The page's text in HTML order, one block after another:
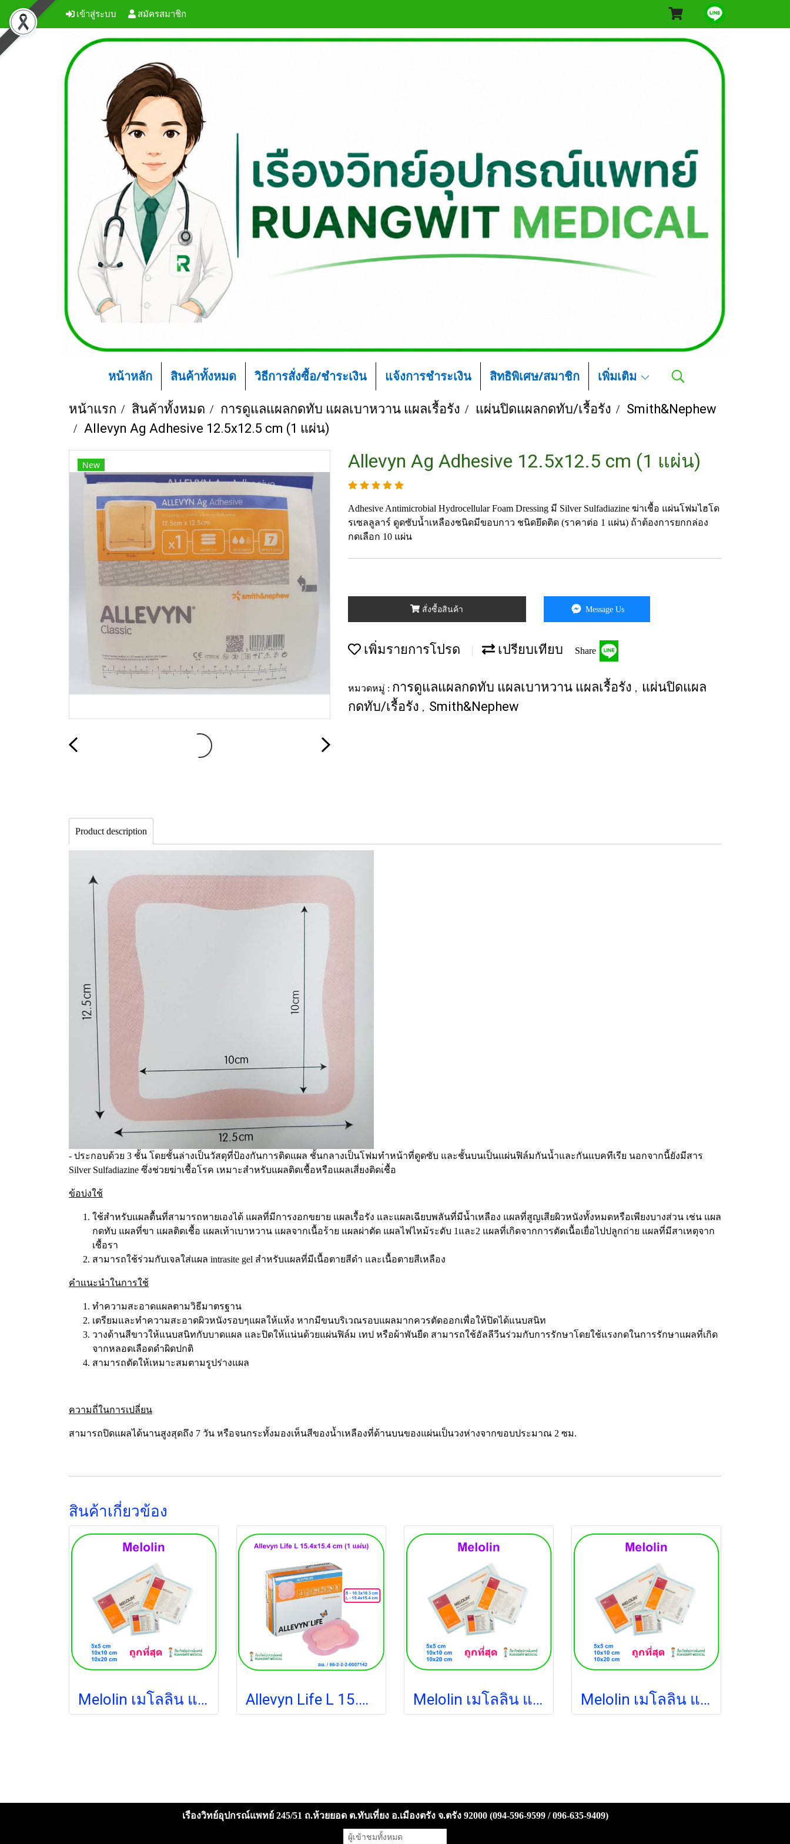
เข้าสู่ระบบ สมัครสมาชิก
หน้าหลัก สินค้าทั้งหมด วิธีการสั่งซื้อ/ชำระเงิน แจ้งการชำระเงิน สิทธิพิเศษ/สมาชิก เพิ่มเติม
หน้าแรก สินค้าทั้งหมด การดูแลแผลกดทับ แผลเบาหวาน แผลเรื้อรัง แผ่นปิดแผลกดทับ/เรื้อรัง
Smith&Nephew
Allevyn Ag Adhesive 12.5x12.5 cm (1 แผ่น)
New Allevyn Ag Adhesive 12.5x12.5 cm (1 แผ่น)
Adhesive Antimicrobial Hydrocellular Foam Dressing มี Silver Sulfadiazine ฆ่าเชื้อ แผ่นโฟมไฮโด
รเซลลูลาร์ ดูดซับน้ำเหลืองชนิดมีขอบกาว ชนิดยึดติด (ราคาต่อ 1 แผ่น) ถ้าต้องการยกกล่อง
กดเลือก 10 แผ่น
สั่งซื้อสินค้า Message Us
เพิ่มรายการโปรด เปรียบเทียบ Share
หมวดหมู่ : การดูแลแผลกดทับ แผลเบาหวาน แผลเรื้อรัง ,
แผ่นปิดแผล
กดทับ/เรื้อรัง , Smith&Nephew
Product description
- ประกอบด้วย 3 ชั้น โดยชั้นล่างเป็นวัสดุที่ป้องกันการติดแผล ชั้นกลางเป็นโฟมทำหน้าที่ดูดซับ และชั้นบนเป็นแผ่นฟิล์มกันน้ำและกันแบคทีเรีย นอกจากนี้ยังมีสาร
Silver Sulfadiazine ซึ่งช่วยฆ่าเชื้อโรค เหมาะสำหรับแผลติดเชื้อหรือแผลเสี่ยงติดเ่ชื้อ
ข้อบ่งใช้
ใช้สำหรับแผลตื้นที่สามารถหายเองได้ แผลที่มีการงอกขยาย แผลเรื้อรัง และแผลเฉียบพลันที่มีน้ำเหลือง แผลที่สูญเสียผิวหนังทั้งหมดหรือเพียงบางส่วน เช่น แผล
กดทับ แผลที่ขา แผลติดเชื้อ แผลเท้าเบาหวาน แผลจากเนื้อร้าย แผลผ่าตัด แผลไฟไหม้ระดับ 1และ2 แผลที่เกิดจากการตัดเนื้อเยื่อไปปลูกถ่าย แผลที่มีสาเหตุจาก
เชื้อรา
สามารถใช้ร่วมกับเจลใส่แผล intrasite gel สำหรับแผลที่มีเนื้อตายสีดำ และเนื้อตายสีเหลือง
คำแนะนำในการใช้
ทำความสะอาดแผลตามวิธีมาตรฐาน
เตรียมและทำความสะอาดผิวหนังรอบๆแผลให้แห้ง หากมีขนบริเวณรอบแผลมากควรตัดออกเพื่อให้ปิดได้แนบสนิท
วางด้านสีขาวให้แนบสนิทกับบาดแผล และปิดให้แน่นด้วยแผ่นฟิล์ม เทป หรือผ้าพันยืด สามารถใช้อัลลีวีนร่วมกับการรักษาโดยใช้แรงกดในการรักษาแผลที่เกิด
จากหลอดเลือดดำผิดปกติ
สามารถตัดให้เหมาะสมตามรูปร่างแผล
ความถี่ในการเปลี่ยน
สามารถปิดแผลได้นานสูงสุดถึง 7 วัน หรือจนกระทั้งมองเห็นสีของน้ำเหลืองที่ด้านบนของแผ่นเป็นวงห่างจากขอบประมาณ 2 ซม.
สินค้าเกี่ยวข้อง
Melolin เมโลลิน แผ่นซึมซับชนิดไม่ติดแผล 5x5 ซม. (1 แผ่น) Allevyn Life L 15.4x15.4 cm (1 แผ่น) Melolin เมโลลิน แผ่นซึมซับชนิดไม่ติดแผล 10x10 ซม. (1 แผ่น) Melolin เมโลลิน แผ่นซึมซับชนิดไม่ติดแผล 20x10 ซม. (1 แผ่น)
เรืองวิทย์อุปกรณ์แพทย์ 245/51 ถ.ห้วยยอด ต.ทับเที่ยง อ.เมืองตรัง จ.ตรัง 92000 (094-596-9599 / 096-635-9409)
ผู้เข้าชมวันนี้